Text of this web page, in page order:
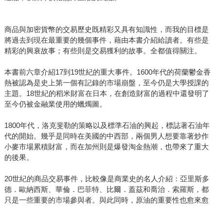
商品與加密貨幣的交易歷史既精彩又具有知識性，而我的目標是
將過去到現在最重要的幾個事件，藉由本書介紹給讀者。有些是
精彩的興衰故事；有些則是交易獲利的故事。全都值得關注。
本書前六章介紹17到19世紀的重大事件。1600年代的荷蘭鬱金香
熱被認為是史上第一個有記錄的市場崩盤，至今仍是大學授課的
主題。18世紀的稻米財富在日本，在創造財富的過程中還發明了
至今仍被金融業使用的蠟燭圖。
1800年代，洛克斐勒的策略以及標準石油的興起，標誌著石油年
代的開始。幾乎是同時在美國的中西部，兩個男人想要靠著炒作
小麥市場累積財富，而在加州則是爆發淘金熱潮，也帶來了重大
的後果。
20世紀的商品交易事件，比較像是商業史的名人介紹：亞里斯多
德．歐納西斯、華倫．巴菲特、比爾．蓋茲和喬治．索羅斯，都
只是一些重要的市場參與者。與此同時，原油的重要性也愈來愈